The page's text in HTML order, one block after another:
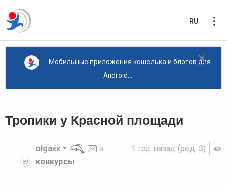
RU
×
Мобильные приложения кошелька и блогов для
Android...
Тропики у Красной площади
1 год назад (ред. 3)
89
olgaxx
в
конкурсы